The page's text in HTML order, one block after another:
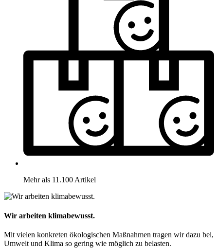
Mehr als 11.100 Artikel
Wir arbeiten klimabewusst.
Mit vielen konkreten ökologischen Maßnahmen tragen wir dazu bei,
Umwelt und Klima so gering wie möglich zu belasten.